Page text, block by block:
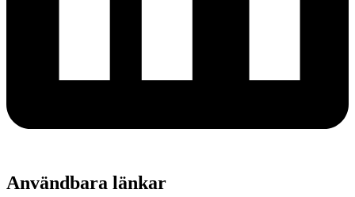
Användbara länkar